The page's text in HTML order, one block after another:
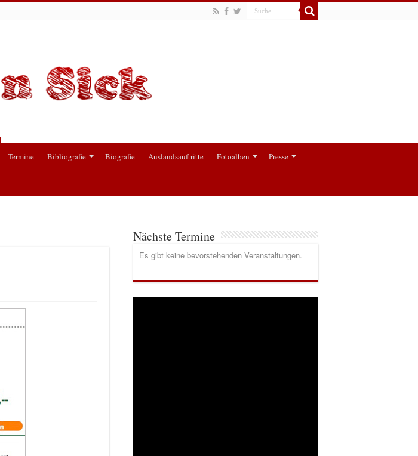
Termine Bibliografie Biografie Auslandsauftritte Fotoalben Presse
Nächste Termine
Es gibt keine bevorstehenden Veranstaltungen.